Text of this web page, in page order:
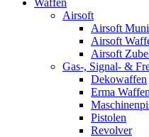
Waffen
Airsoft
Airsoft
Airsoft
Airsoft
Gas-, Signal- &
Dekowaffen
Erma Waffen
Pistolen
Revolver